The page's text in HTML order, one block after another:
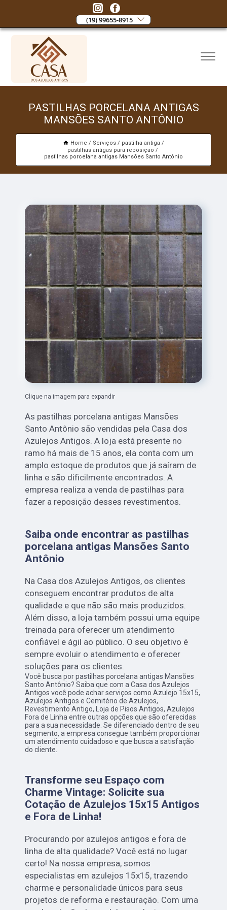
(19) 99655-8915
PASTILHAS PORCELANA ANTIGAS
MANSÕES SANTO ANTÔNIO
Home Serviços
pastilha antiga
pastilhas antigas para reposição
pastilhas porcelana antigas Mansões Santo Antônio
Clique na imagem para expandir
As pastilhas porcelana antigas Mansões
Santo Antônio são vendidas pela Casa dos
Azulejos Antigos. A loja está presente no
ramo há mais de 15 anos, ela conta com um
amplo estoque de produtos que já saíram de
linha e são dificilmente encontrados. A
empresa realiza a venda de pastilhas para
fazer a reposição desses revestimentos.
Saiba onde encontrar as pastilhas
porcelana antigas Mansões Santo
Antônio
Na Casa dos Azulejos Antigos, os clientes
conseguem encontrar produtos de alta
qualidade e que não são mais produzidos.
Além disso, a loja também possui uma equipe
treinada para oferecer um atendimento
confiável e ágil ao público. O seu objetivo é
sempre evoluir o atendimento e oferecer
soluções para os clientes.
Você busca por pastilhas porcelana antigas Mansões
Santo Antônio? Saiba que com a Casa dos Azulejos
Antigos você pode achar serviços como Azulejo 15x15,
Azulejos Antigos e Cemitério de Azulejos,
Revestimento Antigo, Loja de Pisos Antigos, Azulejos
Fora de Linha entre outras opções que são oferecidas
para a sua necessidade. Se diferenciado dentro de seu
segmento, a empresa consegue também proporcionar
um atendimento cuidadoso e que busca a satisfação
do cliente.
Transforme seu Espaço com
Charme Vintage: Solicite sua
Cotação de Azulejos 15x15 Antigos
e Fora de Linha!
Procurando por azulejos antigos e fora de
linha de alta qualidade? Você está no lugar
certo! Na nossa empresa, somos
especialistas em azulejos 15x15, trazendo
charme e personalidade únicos para seus
projetos de reforma e restauração. Com uma